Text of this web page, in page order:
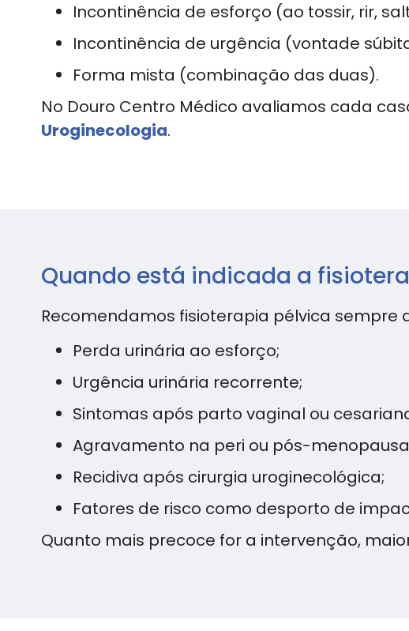
Incontinência de esforço (ao tossir, rir,
Incontinência de urgência (vontade
Forma mista (combinação das duas).
No Douro Centro Médico avaliamos cada
Uroginecologia.
Quando está indicada a
Recomendamos fisioterapia pélvica sempre
Perda urinária ao esforço;
Urgência urinária recorrente;
Sintomas após parto vaginal ou
Agravamento na peri ou pós-
Recidiva após cirurgia uroginecológica;
Fatores de risco como desporto de
Quanto mais precoce for a intervenção,